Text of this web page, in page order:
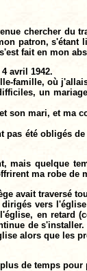
chercher du
patron,
fait en mon
avril 1942.
famille, où
un
son mari, et
été obligés
mais quelque
ma robe
avait traversé
vers
en retard
de
alors que les
de temps pour